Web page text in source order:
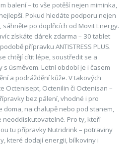
balení – to vše potěší nejen miminka,
Pokud hledáte podporu nejen
po doplňcích od Movit Energy.
získáte dárek zdarma – 30 tablet
přípravku ANTISTRESS PLUS.
chtějí cítit lépe, soustředit se a
úsměvem. Letní období je i časem
a podráždění kůže. V takových
Octenisept, Octenilin či Octenisan –
bez pálení, vhodné i pro
doma, na chalupě nebo pod stanem,
neoddiskutovatelné. Pro ty, kteří
tu přípravky Nutridrink – potraviny
které dodají energii, bílkoviny i